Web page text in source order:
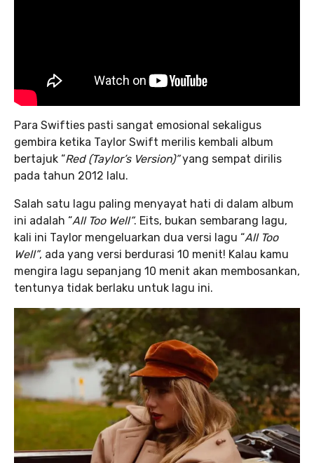
Para Swifties pasti sangat emosional sekaligus
gembira ketika Taylor Swift merilis kembali album
bertajuk “Red (Taylor’s Version)”yang sempat dirilis
pada tahun 2012 lalu.
Salah satu lagu paling menyayat hati di dalam album
ini adalah “All Too Well”. Eits, bukan sembarang lagu,
kali ini Taylor mengeluarkan dua versi lagu “All Too
Well”, ada yang versi berdurasi 10 menit! Kalau kamu
mengira lagu sepanjang 10 menit akan membosankan,
tentunya tidak berlaku untuk lagu ini.